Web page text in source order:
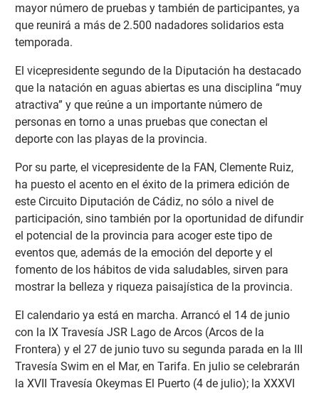
mayor número de pruebas y también de participantes, ya
que reunirá a más de 2.500 nadadores solidarios esta
temporada.
El vicepresidente segundo de la Diputación ha destacado
que la natación en aguas abiertas es una disciplina “muy
atractiva” y que reúne a un importante número de
personas en torno a unas pruebas que conectan el
deporte con las playas de la provincia.
Por su parte, el vicepresidente de la FAN, Clemente Ruiz,
ha puesto el acento en el éxito de la primera edición de
este Circuito Diputación de Cádiz, no sólo a nivel de
participación, sino también por la oportunidad de difundir
el potencial de la provincia para acoger este tipo de
eventos que, además de la emoción del deporte y el
fomento de los hábitos de vida saludables, sirven para
mostrar la belleza y riqueza paisajística de la provincia.
El calendario ya está en marcha. Arrancó el 14 de junio
con la IX Travesía JSR Lago de Arcos (Arcos de la
Frontera) y el 27 de junio tuvo su segunda parada en la III
Travesía Swim en el Mar, en Tarifa. En julio se celebrarán
la XVII Travesía Okeymas El Puerto (4 de julio); la XXXVI